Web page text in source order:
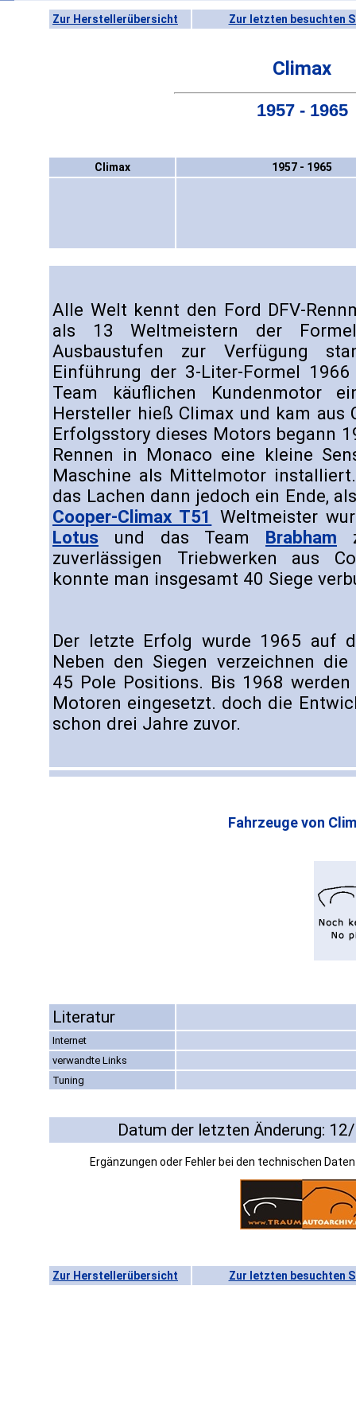
Zur Herstellerübersicht Zur letzten besuchten
Climax
1957 - 1965
Climax 1957 - 1965
Alle Welt kennt den Ford DFV-
als 13 Weltmeistern der
Ausbaustufen zur Verfügung
Einführung der 3-Liter-Formel
Team käuflichen Kundenmotor
Hersteller hieß Climax und kam aus
Erfolgsstory dieses Motors begann
Rennen in Monaco eine kleine
Maschine als Mittelmotor
das Lachen dann jedoch ein Ende,
Cooper-Climax T51 Weltmeister
Lotus und das Team Brabham
zuverlässigen Triebwerken aus
konnte man insgesamt 40 Siege
Der letzte Erfolg wurde 1965 auf
Neben den Siegen verzeichnen
45 Pole Positions. Bis 1968
Motoren eingesetzt. doch die
schon drei Jahre zuvor.
Fahrzeuge von
Literatur
Internet
verwandte Links
Tuning
Datum der letzten Änderung:
Ergänzungen oder Fehler bei den technischen
Zur Herstellerübersicht Zur letzten besuchten